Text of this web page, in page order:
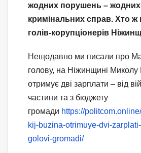
жодних порушень – жодних
кримінальних справ. Хто ж
голів-корупціонерів
Нещодавно ми писали про
голову, на Ніжинщині Миколу
отримує дві зарплати – від
частини та з бюджету
громади https://
kij-buzina-otrimuye-dvi-
golovi-gromadi/